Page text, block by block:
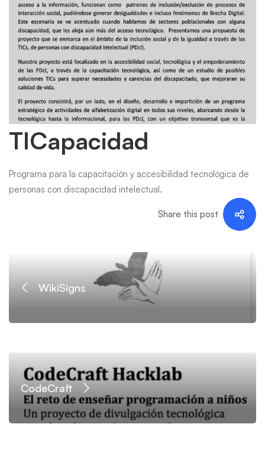
TICapacidad
TICapacidad
Programa para la capacitación y accesibilidad tecnológica de
personas con discapacidad intelectual.
Share this post
WikiSigns
CodeCraft